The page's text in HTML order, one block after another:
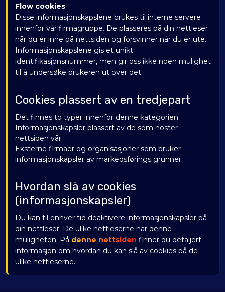
Flow cookies
Disse informasjonskapslene brukes til interne servere
innenfor vår firmagruppe. De plasseres på din nettleser
når du er inne på nettsiden og forsvinner når du er ute.
Informasjonskapslene gis et unikt
identifikasjonsnummer, men gir oss ikke noen mulighet
til å undersøke brukeren ut over det.
Cookies plassert av en tredjepart
Det finnes to typer innenfor denne kategorien:
Informasjonskapsler plassert av de som hoster
nettsiden vår.
Eksterne firmaer og organisasjoner som bruker
informasjonskapsler av markedsførings grunner.
Hvordan slå av cookies
(informasjonskapsler)
Du kan til enhver tid deaktivere informasjonskapsler på
din nettleser. De ulike nettleserne har denne
muligheten. På denne nettsiden finner du detaljert
informasjon om hvordan du kan slå av cookies på de
ulike nettleserne.